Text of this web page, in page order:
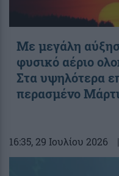
Με μεγάλη
φυσικό αέριο
Στα υψηλότερα
περασμένο
16:35, 29 Ιουλίου 2026